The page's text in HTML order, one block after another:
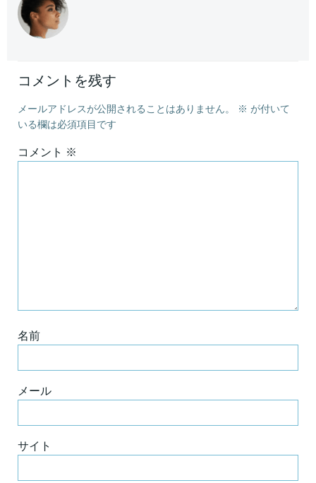
コメントを残す
メールアドレスが公開されることはありません。 ※ が付いて
いる欄は必須項目です
コメント ※
名前
メール
サイト